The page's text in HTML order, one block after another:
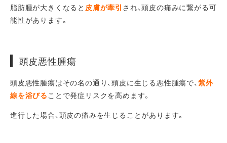
脂肪腫が大きくなると 皮膚が牽引 され、頭皮の痛みに繋がる可
能性があります。
頭皮悪性腫瘍
頭皮悪性腫瘍はその名の通り、頭皮に生じる悪性腫瘍で、紫外
線を浴びることで発症リスクを高めます。
進行した場合、頭皮の痛みを生じることがあります。